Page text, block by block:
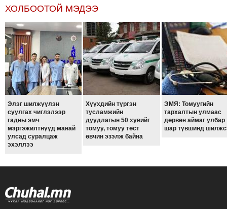
ХОЛБООТОЙ МЭДЭЭ
Элэг шилжүүлэн
суулгах чиглэлээр
гадны эмч
мэргэжилтнүүд манай
улсад суралцаж
эхэллээ
Хүүхдийн түргэн
тусламжийн
дуудлагын 50 хувийг
томуу, томуу төст
өвчин эзэлж байна
ЭМЯ: Томуугийн
тархалтын улмаас
дөрвөн аймаг улбар
шар түвшинд